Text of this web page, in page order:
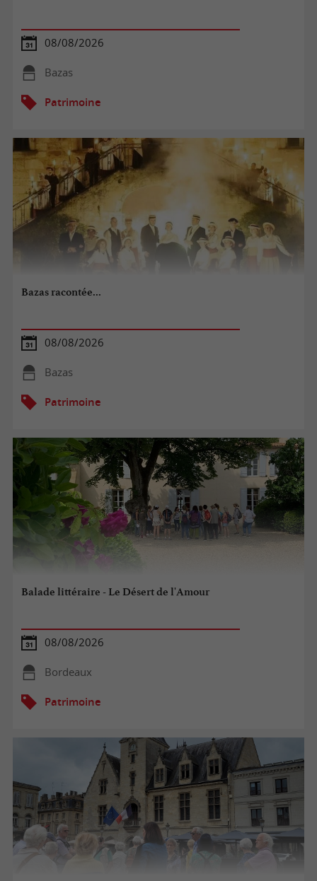
08/08/2026
Bazas
Patrimoine
Bazas racontée...
08/08/2026
Bazas
Patrimoine
Balade littéraire - Le Désert de l'Amour
08/08/2026
Bordeaux
Patrimoine